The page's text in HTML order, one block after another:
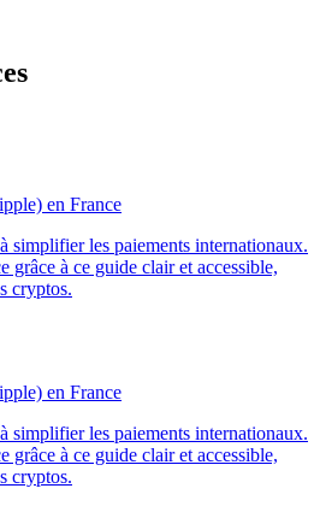
en France
simplifier les paiements internationaux.
grâce à ce guide clair et accessible,
cryptos.
en France
simplifier les paiements internationaux.
grâce à ce guide clair et accessible,
cryptos.